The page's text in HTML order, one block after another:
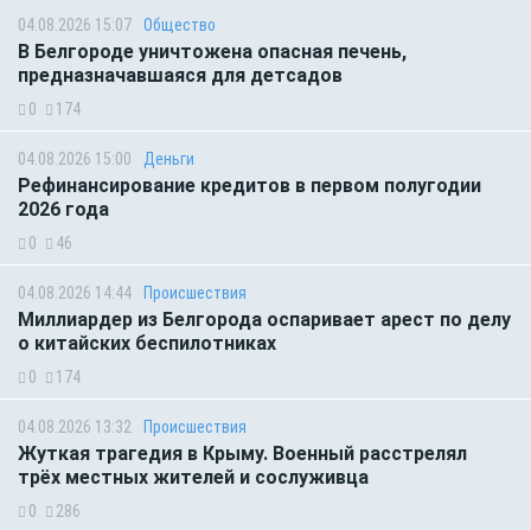
04.08.2026 15:07 Общество
В Белгороде уничтожена опасная печень,
предназначавшаяся для детсадов
0 174
04.08.2026 15:00 Деньги
Рефинансирование кредитов в первом полугодии
2026 года
0 46
04.08.2026 14:44 Происшествия
Миллиардер из Белгорода оспаривает арест по делу
о китайских беспилотниках
0 174
04.08.2026 13:32 Происшествия
Жуткая трагедия в Крыму. Военный расстрелял
трёх местных жителей и сослуживца
0 286